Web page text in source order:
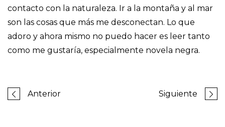
contacto con la naturaleza. Ir a la montaña y al mar
son las cosas que más me desconectan. Lo que
adoro y ahora mismo no puedo hacer es leer tanto
como me gustaría, especialmente novela negra.
Anterior Siguiente